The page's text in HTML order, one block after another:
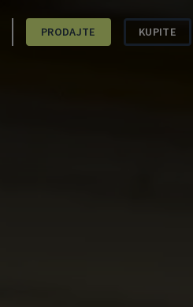
PRODAJTE KUPITE